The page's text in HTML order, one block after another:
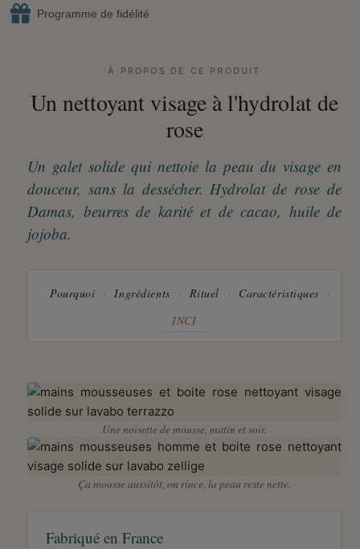
Programme de fidélité
À PROPOS DE CE PRODUIT
Un nettoyant visage à l'hydrolat de
rose
Un galet solide qui nettoie la peau du visage en
douceur, sans la dessécher. Hydrolat de rose de
Damas, beurres de karité et de cacao, huile de
jojoba.
Pourquoi Ingrédients Rituel
Caractéristiques
INCI
Une noisette de mousse, matin et soir.
Ça mousse aussitôt, on rince, la peau reste nette.
Fabriqué en France